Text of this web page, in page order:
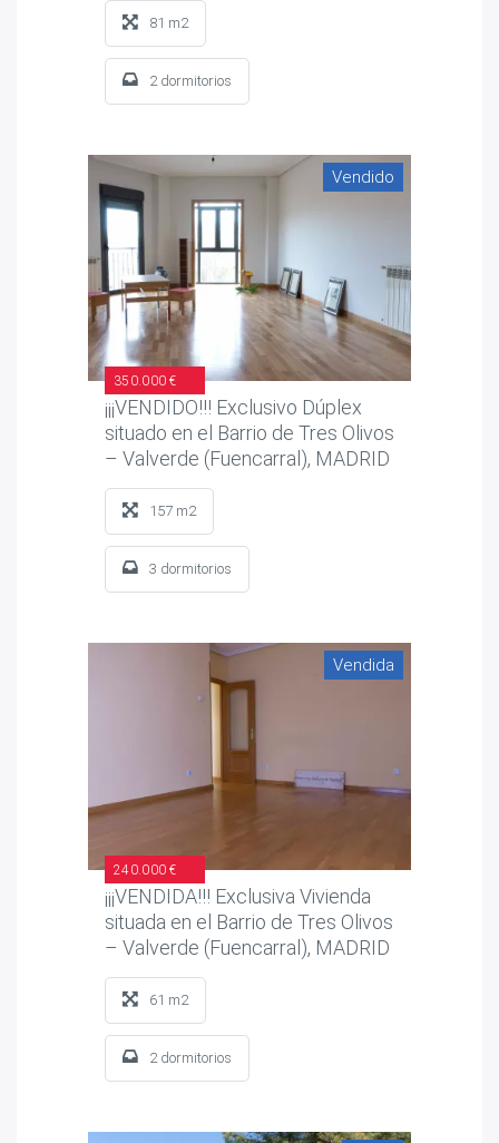
81 m2
2 dormitorios
Vendido
350.000 €
¡¡¡VENDIDO!!! Exclusivo Dúplex
situado en el Barrio de Tres Olivos
– Valverde (Fuencarral), MADRID
157 m2
3 dormitorios
Vendida
240.000 €
¡¡¡VENDIDA!!! Exclusiva Vivienda
situada en el Barrio de Tres Olivos
– Valverde (Fuencarral), MADRID
61 m2
2 dormitorios